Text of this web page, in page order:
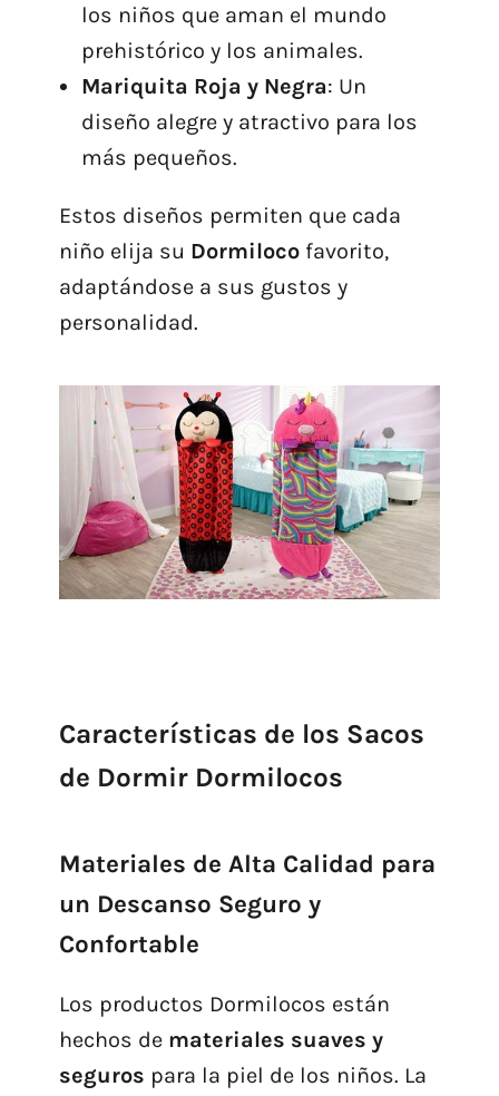
los niños que aman el mundo
prehistórico y los animales.
Mariquita Roja y Negra: Un
diseño alegre y atractivo para los
más pequeños.
Estos diseños permiten que cada
niño elija su Dormilocofavorito,
adaptándose a sus gustos y
personalidad.
Características de los Sacos
de Dormir Dormilocos
Materiales de Alta Calidad para
un Descanso Seguro y
Confortable
Los productos Dormilocos están
hechos de materiales suaves y
seguros para la piel de los niños. La